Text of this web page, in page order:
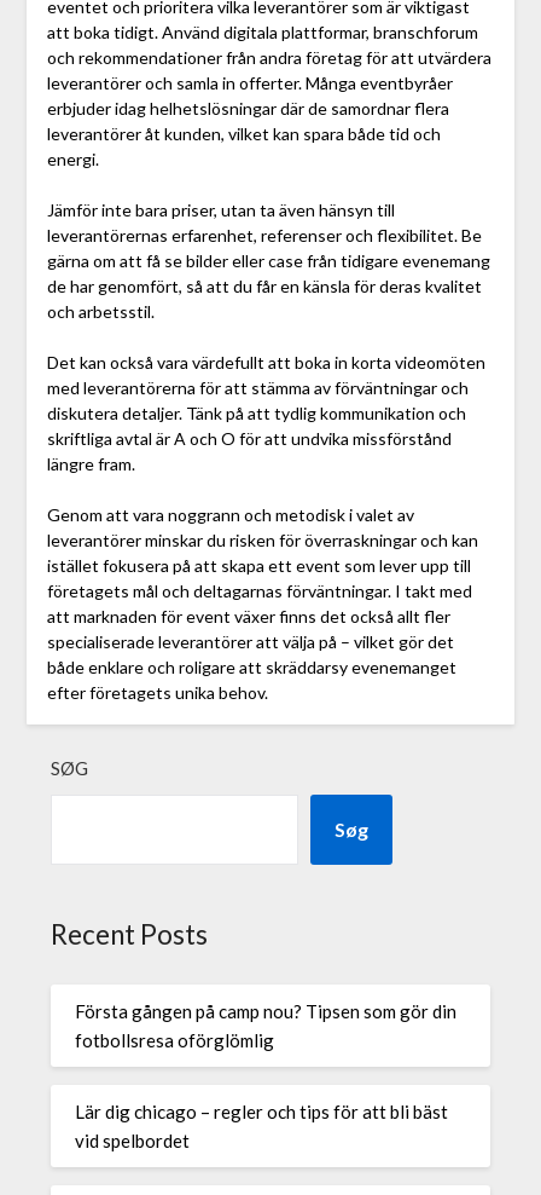
eventet och prioritera vilka leverantörer som är viktigast
att boka tidigt. Använd digitala plattformar, branschforum
och rekommendationer från andra företag för att utvärdera
leverantörer och samla in offerter. Många eventbyråer
erbjuder idag helhetslösningar där de samordnar flera
leverantörer åt kunden, vilket kan spara både tid och
energi.
Jämför inte bara priser, utan ta även hänsyn till
leverantörernas erfarenhet, referenser och flexibilitet. Be
gärna om att få se bilder eller case från tidigare evenemang
de har genomfört, så att du får en känsla för deras kvalitet
och arbetsstil.
Det kan också vara värdefullt att boka in korta videomöten
med leverantörerna för att stämma av förväntningar och
diskutera detaljer. Tänk på att tydlig kommunikation och
skriftliga avtal är A och O för att undvika missförstånd
längre fram.
Genom att vara noggrann och metodisk i valet av
leverantörer minskar du risken för överraskningar och kan
istället fokusera på att skapa ett event som lever upp till
företagets mål och deltagarnas förväntningar. I takt med
att marknaden för event växer finns det också allt fler
specialiserade leverantörer att välja på – vilket gör det
både enklare och roligare att skräddarsy evenemanget
efter företagets unika behov.
SØG
Søg
Recent Posts
Första gången på camp nou? Tipsen som gör din
fotbollsresa oförglömlig
Lär dig chicago – regler och tips för att bli bäst
vid spelbordet